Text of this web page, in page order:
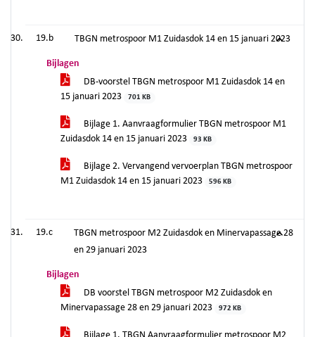
19.b TBGN metrospoor M1 Zuidasdok 14 en 15 januari 2023
Bijlagen
DB-voorstel TBGN metrospoor M1 Zuidasdok 14 en
15 januari 2023
701 KB
Bijlage 1. Aanvraagformulier TBGN metrospoor M1
Zuidasdok 14 en 15 januari 2023
93 KB
Bijlage 2. Vervangend vervoerplan TBGN metrospoor
M1 Zuidasdok 14 en 15 januari 2023
596 KB
19.c
TBGN metrospoor M2 Zuidasdok en Minervapassage 28
en 29 januari 2023
Bijlagen
DB voorstel TBGN metrospoor M2 Zuidasdok en
Minervapassage 28 en 29 januari 2023
972 KB